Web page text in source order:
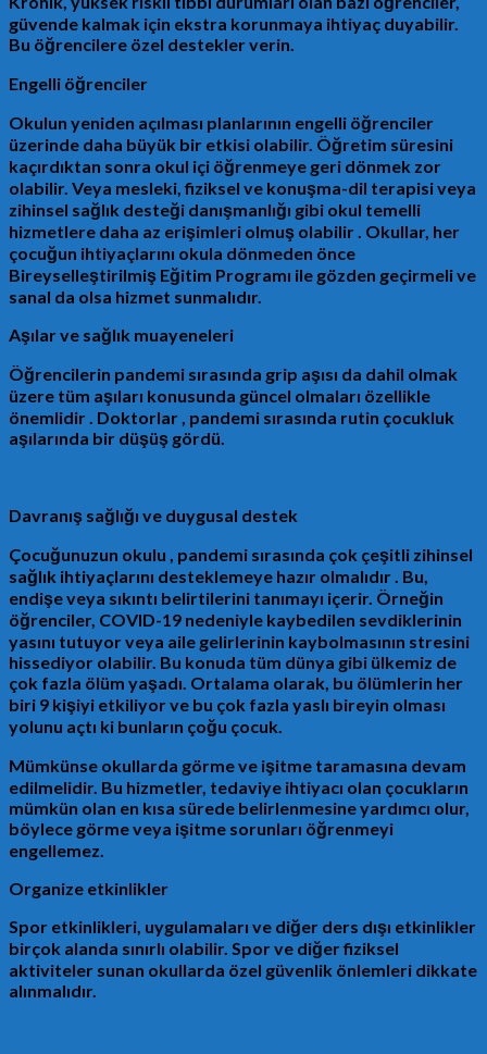
güvende kalmak için ekstra korunmaya ihtiyaç duyabilir.
Bu öğrencilere özel destekler verin.
Engelli öğrenciler
Okulun yeniden açılması planlarının engelli öğrenciler
üzerinde daha büyük bir etkisi olabilir. Öğretim süresini
kaçırdıktan sonra okul içi öğrenmeye geri dönmek zor
olabilir. Veya mesleki, fiziksel ve konuşma-dil terapisi veya
zihinsel sağlık desteği danışmanlığı gibi okul temelli
hizmetlere daha az erişimleri olmuş olabilir . Okullar, her
çocuğun ihtiyaçlarını okula dönmeden önce
Bireyselleştirilmiş Eğitim Programı ile gözden geçirmeli ve
sanal da olsa hizmet sunmalıdır.
Aşılar ve sağlık muayeneleri
Öğrencilerin pandemi sırasında grip aşısı da dahil olmak
üzere tüm aşıları konusunda güncel olmaları özellikle
önemlidir . Doktorlar , pandemi sırasında rutin çocukluk
aşılarında bir düşüş gördü.
Davranış sağlığı ve duygusal destek
Çocuğunuzun okulu , pandemi sırasında çok çeşitli zihinsel
sağlık ihtiyaçlarını desteklemeye hazır olmalıdır . Bu,
endişe veya sıkıntı belirtilerini tanımayı içerir. Örneğin
öğrenciler, COVID-19 nedeniyle kaybedilen sevdiklerinin
yasını tutuyor veya aile gelirlerinin kaybolmasının stresini
hissediyor olabilir. Bu konuda tüm dünya gibi ülkemiz de
çok fazla ölüm yaşadı. Ortalama olarak, bu ölümlerin her
biri 9 kişiyi etkiliyor ve bu çok fazla yaslı bireyin olması
yolunu açtı ki bunların çoğu çocuk.
Mümkünse okullarda görme ve işitme taramasına devam
edilmelidir. Bu hizmetler, tedaviye ihtiyacı olan çocukların
mümkün olan en kısa sürede belirlenmesine yardımcı olur,
böylece görme veya işitme sorunları öğrenmeyi
engellemez.
Organize etkinlikler
Spor etkinlikleri, uygulamaları ve diğer ders dışı etkinlikler
birçok alanda sınırlı olabilir. Spor ve diğer fiziksel
aktiviteler sunan okullarda özel güvenlik önlemleri dikkate
alınmalıdır.